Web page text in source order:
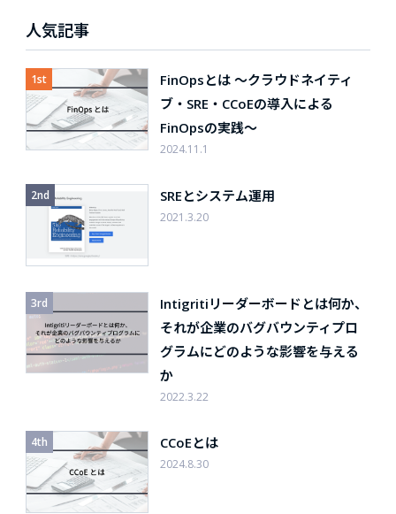
人気記事
FinOpsとは 〜クラウドネイティ
ブ・SRE・CCoEの導入による
FinOpsの実践〜
2024.11.1
SREとシステム運用
2021.3.20
Intigritiリーダーボードとは何か、
それが企業のバグバウンティプロ
グラムにどのような影響を与える
か
2022.3.22
CCoEとは
2024.8.30